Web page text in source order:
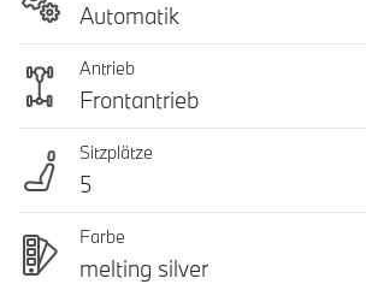
Automatik
Antrieb
Frontantrieb
Sitzplätze
5
Farbe
melting silver